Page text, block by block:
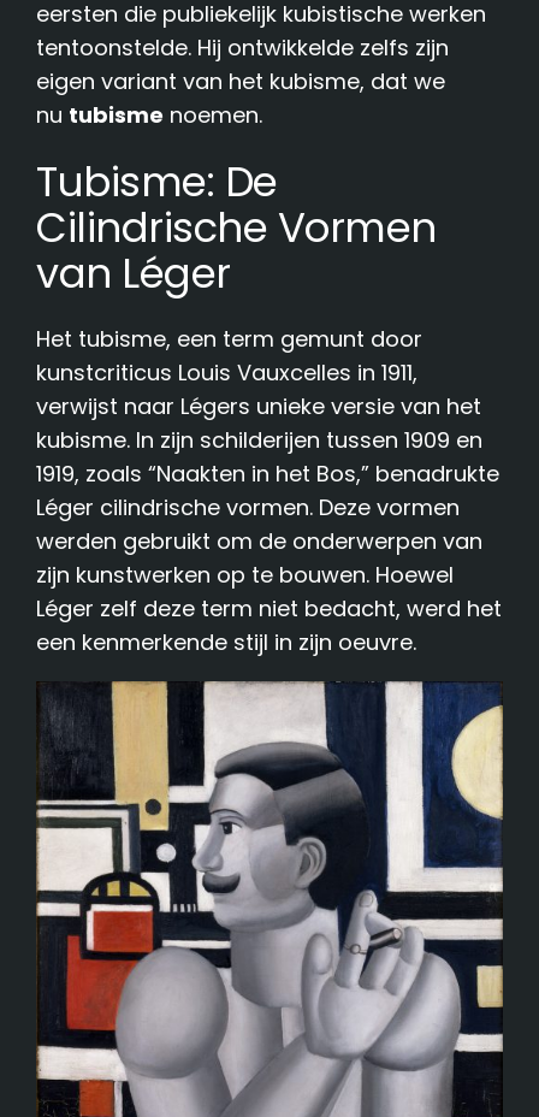
eersten die publiekelijk kubistische werken
tentoonstelde. Hij ontwikkelde zelfs zijn
eigen variant van het kubisme, dat we
nu tubisme noemen.
Tubisme: De
Cilindrische Vormen
van Léger
Het tubisme, een term gemunt door
kunstcriticus Louis Vauxcelles in 1911,
verwijst naar Légers unieke versie van het
kubisme. In zijn schilderijen tussen 1909 en
1919, zoals “Naakten in het Bos,” benadrukte
Léger cilindrische vormen. Deze vormen
werden gebruikt om de onderwerpen van
zijn kunstwerken op te bouwen. Hoewel
Léger zelf deze term niet bedacht, werd het
een kenmerkende stijl in zijn oeuvre.